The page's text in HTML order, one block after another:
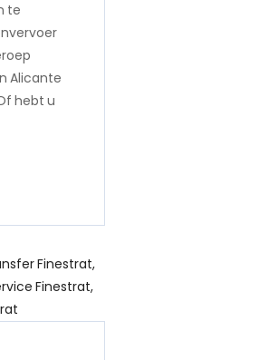
te
Alicante
hebt u